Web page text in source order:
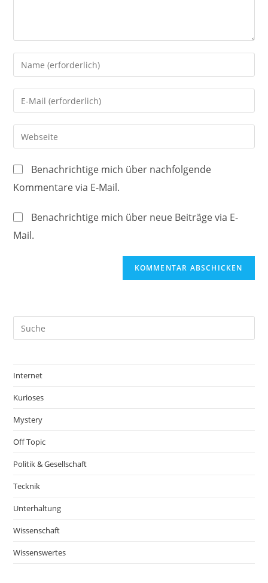
Gib
deinen
Namen
oder
Benutzernamen
zum
ein
Gib
deine
E-
Mail-
zum
Kommentieren
Gib
deine
Website-
URL
ein
Benachrichtige mich über nachfolgende
Kommentare via E-Mail.
Benachrichtige mich über neue Beiträge via E-
Mail.
Internet
Kurioses
Mystery
Off Topic
Politik & Gesellschaft
Tecknik
Unterhaltung
Wissenschaft
Wissenswertes